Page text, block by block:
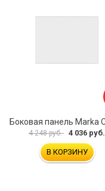
4 248 руб. 4 036 руб.
В КОРЗИНУ